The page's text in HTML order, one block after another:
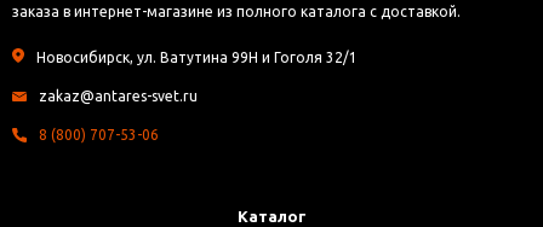
заказа в интернет-магазине из полного каталога с доставкой.
Новосибирск, ул. Ватутина 99Н и Гоголя 32/1
zakaz@antares-svet.ru
8 (800) 707-53-06
Каталог